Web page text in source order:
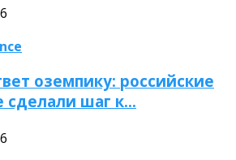
оземпику: российские
сделали шаг к…